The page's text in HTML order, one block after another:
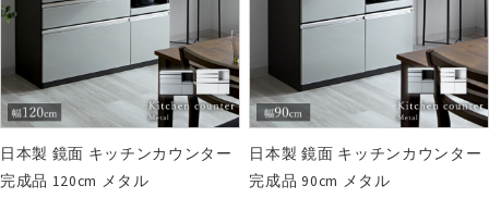
日本製 鏡面 キッチンカウンター
完成品 120cm メタル
日本製 鏡面 キッチンカウンター
完成品 90cm メタル